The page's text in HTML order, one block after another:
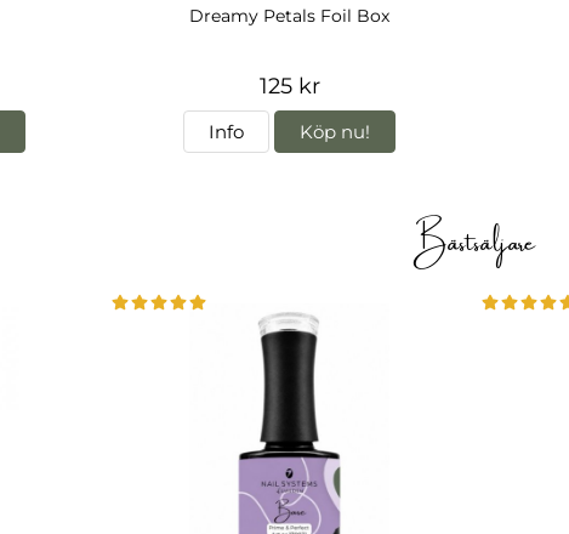
Dreamy Petals Foil Box
125 kr
Info Köp nu!
Bästsäljare